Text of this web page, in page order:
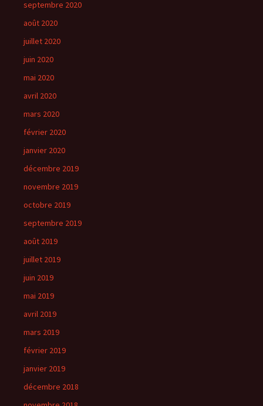
septembre 2020
août 2020
juillet 2020
juin 2020
mai 2020
avril 2020
mars 2020
février 2020
janvier 2020
décembre 2019
novembre 2019
octobre 2019
septembre 2019
août 2019
juillet 2019
juin 2019
mai 2019
avril 2019
mars 2019
février 2019
janvier 2019
décembre 2018